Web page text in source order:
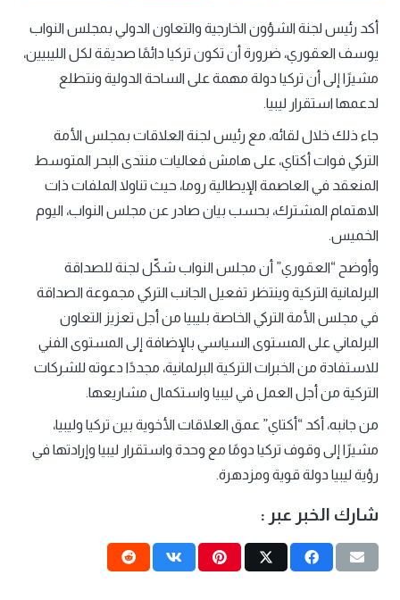
أكد رئيس لجنة الشؤون الخارجية والتعاون الدولي بمجلس النواب
يوسف العقوري، ضرورة أن تكون تركيا دائمًا صديقة لكل الليبيين،
مشيرًا إلى أن تركيا دولة مهمة على الساحة الدولية ونتطلع
لدعمها استقرار ليبيا.
جاء ذلك خلال لقائه، مع رئيس لجنة العلاقات بمجلس الأمة
التركي فوات أكتاي، على هامش فعاليات منتدى البحر المتوسط
المنعقد في العاصمة الإيطالية روما، حيث تناولا الملفات ذات
الاهتمام المشترك، بحسب بيان صادر عن مجلس النواب، اليوم
الخميس.
وأوضح “العقوري” أن مجلس النواب شكّل لجنة للصداقة
البرلمانية التركية وينتظر تفعيل الجانب التركي مجموعة الصداقة
في مجلس الأمة التركي الخاصة بليبيا من أجل تعزيز التعاون
البرلماني على المستوى السياسي بالإضافة إلى المستوى الفني
للاستفادة من الخبرات التركية البرلمانية، مجددًا دعوته للشركات
التركية من أجل العمل في ليبيا واستكمال مشاريعها.
من جانبه، أكد “أكتاي” عمق العلاقات الأخوية بين تركيا وليبيا،
مشيرًا إلى وقوف تركيا دومًا مع وحدة واستقرار ليبيا وإرادتها في
رؤية ليبيا دولة قوية ومزدهرة.
شارك الخبر عبر :